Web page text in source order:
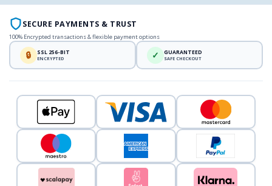
SECURE PAYMENTS & TRUST
100% Encrypted transactions & flexible payment options
🔒 SSL 256-BIT
ENCRYPTED ✓ GUARANTEED
SAFE CHECKOUT